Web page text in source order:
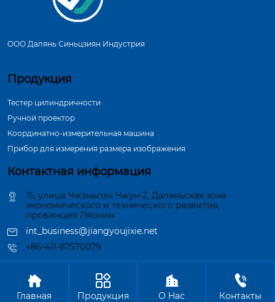
ООО Далянь Синьцзиян Индустрия
Продукция
Тестер цилиндричности
Ручной проектор
Координатно-измерительная машина
Прибор для измерения размера изображения
Контактная информация
15, улица Чжэньпэн Чжун-2, Даляньская зона
экономического и технического развития,
провинция Ляонин
int_business@jiangyoujixie.net
+86-411-87570079
Авторское право©ООО Далянь Синьцзиян Индустрия

Главная

Продукция

О Hас

Контакты